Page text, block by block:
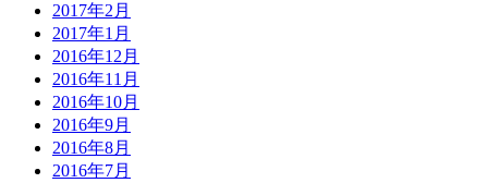
2017年2月
2017年1月
2016年12月
2016年11月
2016年10月
2016年9月
2016年8月
2016年7月